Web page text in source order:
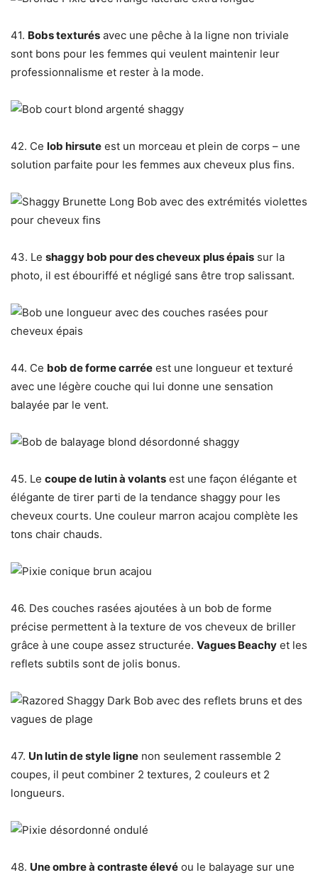
41. Bobs texturés avec une pêche à la ligne non triviale
sont bons pour les femmes qui veulent maintenir leur
professionnalisme et rester à la mode.
42. Ce lob hirsute est un morceau et plein de corps – une
solution parfaite pour les femmes aux cheveux plus fins.
43. Le shaggy bob pour des cheveux plus épais sur la
photo, il est ébouriffé et négligé sans être trop salissant.
44. Ce bob de forme carrée est une longueur et texturé
avec une légère couche qui lui donne une sensation
balayée par le vent.
45. Le coupe de lutin à volants est une façon élégante et
élégante de tirer parti de la tendance shaggy pour les
cheveux courts. Une couleur marron acajou complète les
tons chair chauds.
46. ​​Des couches rasées ajoutées à un bob de forme
précise permettent à la texture de vos cheveux de briller
grâce à une coupe assez structurée. Vagues Beachy et les
reflets subtils sont de jolis bonus.
47. Un lutin de style ligne non seulement rassemble 2
coupes, il peut combiner 2 textures, 2 couleurs et 2
longueurs.
48. Une ombre à contraste élevé ou le balayage sur une